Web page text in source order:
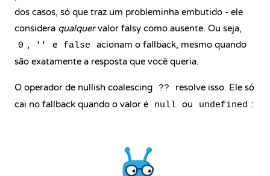
dos casos, só que traz um probleminha embutido - ele
considera qualquervalor falsy como ausente. Ou seja,
0 , '' e false
acionam o fallback, mesmo quando
são exatamente a resposta que você queria.
O operador de nullish coalescing ??
resolve isso. Ele só
cai no fallback quando o valor é
null ou undefined :